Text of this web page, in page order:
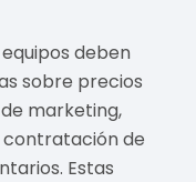
equipos deben
sobre precios
marketing,
contratación de
Estas